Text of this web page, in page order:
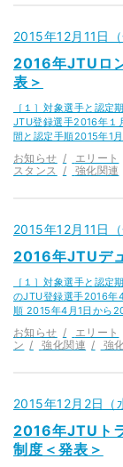
2015年12月11日（
2016年JTUロ
表＞
［１］対象選手と認
JTU登録選手2016年１
間と認定手順2015年1
お知らせ エリート
スタンス
強化関連
2015年12月11日（
2016年JTUデ
［１］対象選手と認定
のJTU登録選手2016年
順 2015年4月1日から
お知らせ エリート
ン
強化関連 強
2015年12月2日（
2016年JTUト
制度＜発表＞